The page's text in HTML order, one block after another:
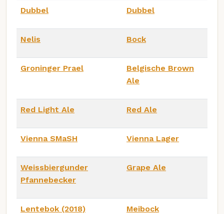
Dubbel Dubbel
Nelis Bock
Groninger Prael
Belgische Brown
Ale
Red Light Ale Red Ale
Vienna SMaSH Vienna Lager
Weissbiergunder
Pfannebecker
Grape Ale
Lentebok (2018) Meibock